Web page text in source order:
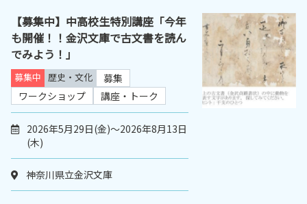
【募集中】中高校生特別講座「今年
も開催！！金沢文庫で古文書を読ん
でみよう！」
募集中 歴史・文化
募集
ワークショップ
講座・トーク
2026年5月29日(金)～2026年8月13日
(木)
神奈川県立金沢文庫